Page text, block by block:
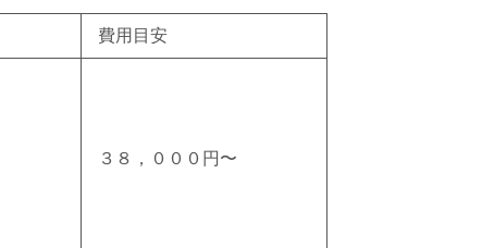
費用目安
３８，０００円〜